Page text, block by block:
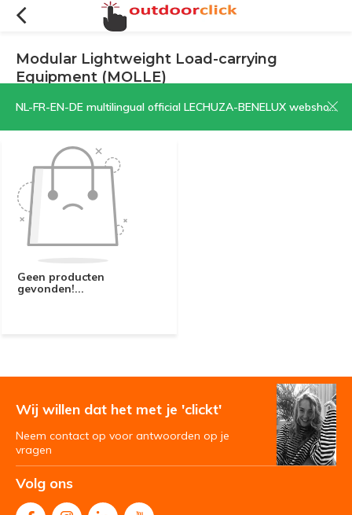
NL-FR-EN-DE multilingual official LECHUZA-BENELUX webshop | CLICK HERE NOW!
Modular Lightweight Load-carrying
Equipment (MOLLE)
Filters Sorteren op:
Geen producten
gevonden!...
Wij willen dat het met je 'clickt'
Neem contact op voor antwoorden op je
vragen
Volg ons